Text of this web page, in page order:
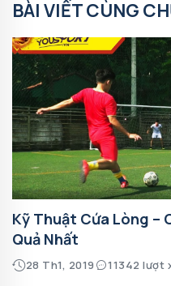
BÀI VIẾT CÙNG
Kỹ Thuật Cứa Lòng –
Quả Nhất
28 Th1, 2019 11342 lượt